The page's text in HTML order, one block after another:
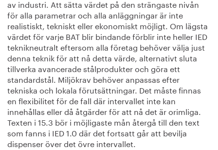
av industri. Att sätta värdet på den strängaste nivån
för alla parametrar och alla anläggningar är inte
realistiskt, tekniskt eller ekonomiskt möjligt. Om lägsta
värdet för varje BAT blir bindande förblir inte heller IED
teknikneutralt eftersom alla företag behöver välja just
denna teknik för att nå detta värde, alternativt sluta
tillverka avancerade stålprodukter och göra ett
standardstål. Miljökrav behöver anpassas efter
tekniska och lokala förutsättningar. Det måste finnas
en flexibilitet för de fall där intervallet inte kan
innehållas eller då åtgärder för att nå det är orimliga.
Texten i 15.3 bör i möjligaste mån återgå till den text
som fanns i IED 1.0 där det fortsatt går att bevilja
dispenser över det övre intervallet.